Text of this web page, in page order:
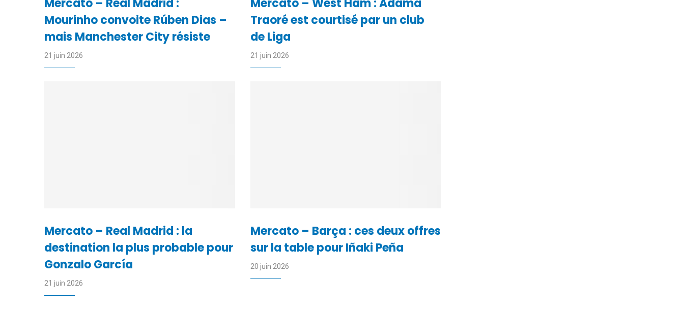
Mourinho convoite Rúben Dias –
mais Manchester City résiste
21 juin 2026
Traoré est courtisé par un club
de Liga
21 juin 2026
Mercato – Real Madrid : la
destination la plus probable pour
Gonzalo García
21 juin 2026
Mercato – Barça : ces deux offres
sur la table pour Iñaki Peña
20 juin 2026